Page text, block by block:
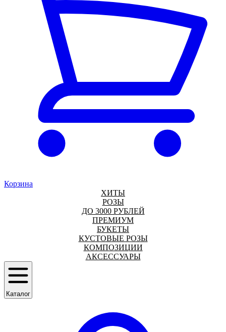
Корзина
ХИТЫ
РОЗЫ
ДО 3000 РУБЛЕЙ
ПРЕМИУМ
БУКЕТЫ
КУСТОВЫЕ РОЗЫ
КОМПОЗИЦИИ
АКСЕССУАРЫ
Каталог